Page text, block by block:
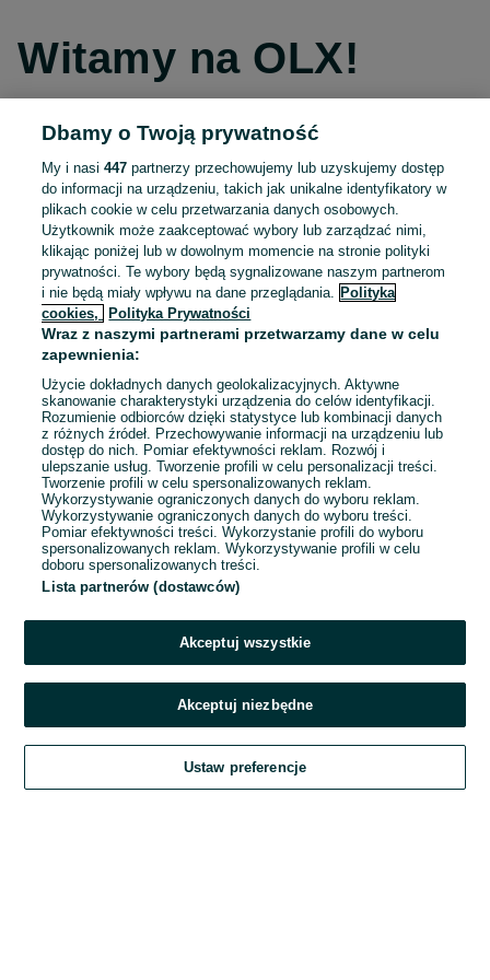
Witamy na OLX!
Kontynuuj przez Facebooka
Kontynuuj przez konto Apple
Kontynuuj przez konto Google
LUB
E-mail
Hasło
Zaloguj się
Kontynuując za pośrednictwem jednego z dostawców wskazanych powyżej,
OLX.pl w jego aktualnym brzmieniu.
Dbamy o Twoją prywatność
My i nasi447 partnerzy przechowujemy lub uzyskujemy dostęp
do informacji na urządzeniu, takich jak unikalne identyfikatory w
plikach cookie w celu przetwarzania danych osobowych.
Użytkownik może zaakceptować wybory lub zarządzać nimi,
klikając poniżej lub w dowolnym momencie na stronie polityki
prywatności. Te wybory będą sygnalizowane naszym partnerom
i nie będą miały wpływu na dane przeglądania.
Polityka
cookies,
Polityka Prywatności
Wraz z naszymi partnerami przetwarzamy dane w celu
zapewnienia:
Użycie dokładnych danych geolokalizacyjnych. Aktywne
skanowanie charakterystyki urządzenia do celów identyfikacji.
Rozumienie odbiorców dzięki statystyce lub kombinacji danych
z różnych źródeł. Przechowywanie informacji na urządzeniu lub
dostęp do nich. Pomiar efektywności reklam. Rozwój i
ulepszanie usług. Tworzenie profili w celu personalizacji treści.
Tworzenie profili w celu spersonalizowanych reklam.
Wykorzystywanie ograniczonych danych do wyboru reklam.
Wykorzystywanie ograniczonych danych do wyboru treści.
Pomiar efektywności treści. Wykorzystanie profili do wyboru
spersonalizowanych reklam. Wykorzystywanie profili w celu
doboru spersonalizowanych treści.
Lista partnerów (dostawców)
Akceptuj wszystkie
Akceptuj niezbędne
Ustaw preferencje